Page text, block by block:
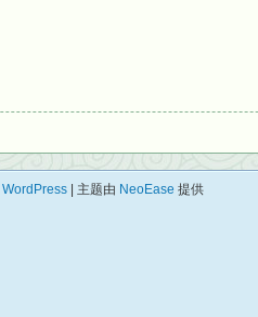
WordPress | 主题由 NeoEase 提供